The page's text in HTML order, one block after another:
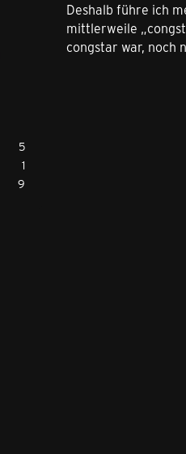
5
1
9
Deshalb führe ich
mittlerweile
congstar war, noch